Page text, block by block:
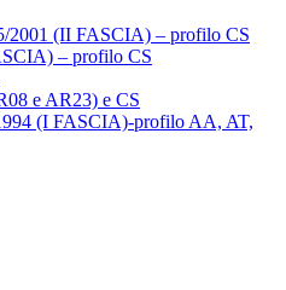
2001 (II FASCIA) – profilo CS
– profilo CS
e AR23) e CS
(I FASCIA)-profilo AA, AT,